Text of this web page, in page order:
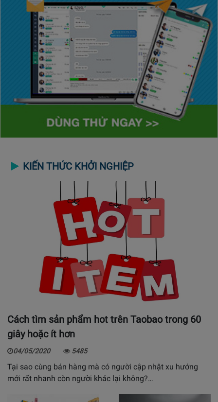
KIẾN THỨC KHỞI NGHIỆP
Cách tìm sản phẩm hot trên Taobao trong 60
giây hoặc ít hơn
04/05/2020 5485
Tại sao cùng bán hàng mà có người cập nhật xu hướng
mới rất nhanh còn người khác lại không?…